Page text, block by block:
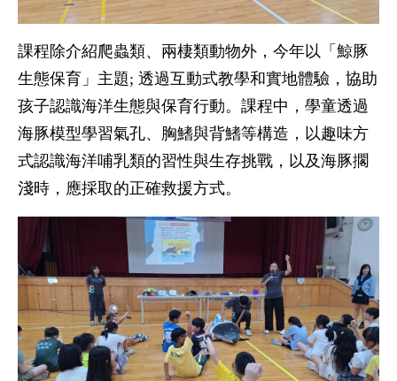
課程除介紹爬蟲類、兩棲類動物外，今年以「鯨豚
生態保育」主題; 透過互動式教學和實地體驗，協助
孩子認識海洋生態與保育行動。課程中，學童透過
海豚模型學習氣孔、胸鰭與背鰭等構造，以趣味方
式認識海洋哺乳類的習性與生存挑戰，以及海豚擱
淺時，應採取的正確救援方式。